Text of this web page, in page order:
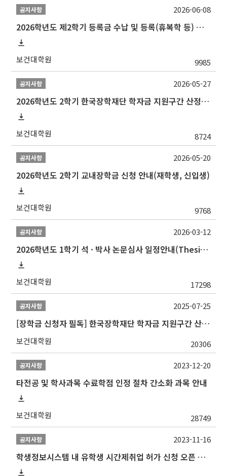
공지사항
2026학년도 제2학기 등록금 수납 및 등록(휴복학 등) 일정 안내
보건대학원 9985
2026-06-08
공지사항
2026학년도 2학기 한국장학재단 학자금 지원구간 산정 신청 안내
보건대학원 8724
2026-05-27
공지사항
2026학년도 2학기 교내장학금 신청 안내(재학생, 신입생)
보건대학원 9768
2026-05-20
공지사항
2026학년도 1학기 석 · 박사 논문심사 일정안내(Thesis Defense Schedules)
보건대학원 17298
2026-03-12
공지사항
[장학금 신청자 필독] 한국장학재단 학자금 지원구간 산정 권고
보건대학원 20306
2025-07-25
공지사항
타전공 및 학사과목 수료학점 인정 절차 간소화 과목 안내
보건대학원 28749
2023-12-20
공지사항
학생정보시스템 내 유학생 시간제취업 허가 신청 오픈 안내
2023-11-16